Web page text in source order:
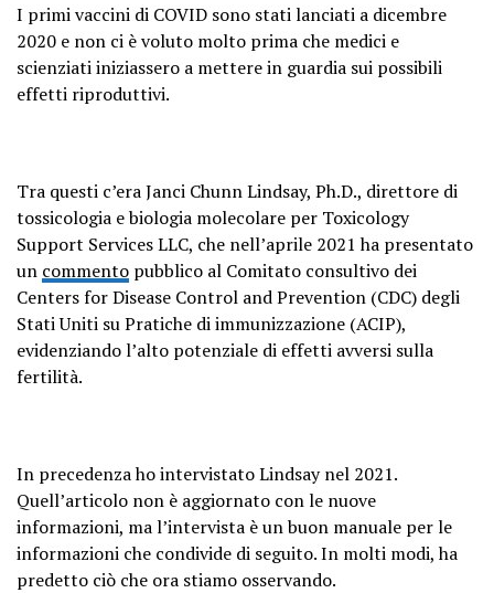
I primi vaccini di COVID sono stati lanciati a dicembre
2020 e non ci è voluto molto prima che medici e
scienziati iniziassero a mettere in guardia sui possibili
effetti riproduttivi.
Tra questi c’era Janci Chunn Lindsay, Ph.D., direttore di
tossicologia e biologia molecolare per Toxicology
Support Services LLC, che nell’aprile 2021 ha presentato
un commento pubblico al Comitato consultivo dei
Centers for Disease Control and Prevention (CDC) degli
Stati Uniti su Pratiche di immunizzazione (ACIP),
evidenziando l’alto potenziale di effetti avversi sulla
fertilità.
In precedenza ho intervistato Lindsay nel 2021.
Quell’articolo non è aggiornato con le nuove
informazioni, ma l’intervista è un buon manuale per le
informazioni che condivide di seguito. In molti modi, ha
predetto ciò che ora stiamo osservando.